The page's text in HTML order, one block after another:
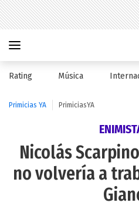
Rating Música
Primicias YA PrimiciasYA
Nicolás
no volvería a